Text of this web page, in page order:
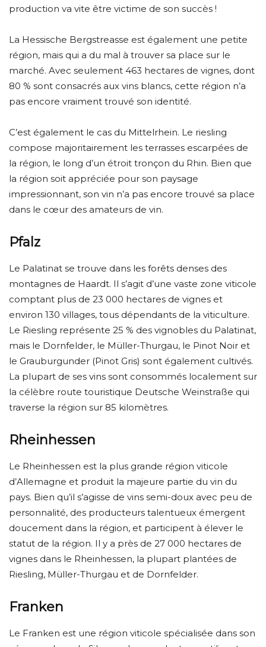
production va vite être victime de son succès !
La Hessische Bergstreasse est également une petite
région, mais qui a du mal à trouver sa place sur le
marché. Avec seulement 463 hectares de vignes, dont
80 % sont consacrés aux vins blancs, cette région n’a
pas encore vraiment trouvé son identité.
C’est également le cas du Mittelrhein. Le riesling
compose majoritairement les terrasses escarpées de
la région, le long d’un étroit tronçon du Rhin. Bien que
la région soit appréciée pour son paysage
impressionnant, son vin n’a pas encore trouvé sa place
dans le cœur des amateurs de vin.
Pfalz
Le Palatinat se trouve dans les forêts denses des
montagnes de Haardt. Il s’agit d’une vaste zone viticole
comptant plus de 23 000 hectares de vignes et
environ 130 villages, tous dépendants de la viticulture.
Le Riesling représente 25 % des vignobles du Palatinat,
mais le Dornfelder, le Müller-Thurgau, le Pinot Noir et
le Grauburgunder (Pinot Gris) sont également cultivés.
La plupart de ses vins sont consommés localement sur
la célèbre route touristique Deutsche Weinstraße qui
traverse la région sur 85 kilomètres.
Rheinhessen
Le Rheinhessen est la plus grande région viticole
d’Allemagne et produit la majeure partie du vin du
pays. Bien qu’il s’agisse de vins semi-doux avec peu de
personnalité, des producteurs talentueux émergent
doucement dans la région, et participent à élever le
statut de la région. Il y a près de 27 000 hectares de
vignes dans le Rheinhessen, la plupart plantées de
Riesling, Müller-Thurgau et de Dornfelder.
Franken
Le Franken est une région viticole spécialisée dans son